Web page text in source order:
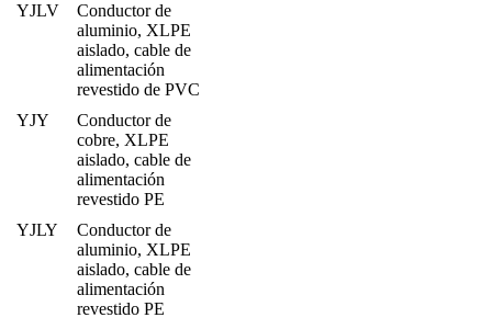
YJLV
Conductor de
aluminio, XLPE
aislado, cable de
alimentación
revestido de PVC
YJY
Conductor de
cobre, XLPE
aislado, cable de
alimentación
revestido PE
YJLY
Conductor de
aluminio, XLPE
aislado, cable de
alimentación
revestido PE